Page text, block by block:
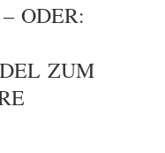
ODER:
ZUM